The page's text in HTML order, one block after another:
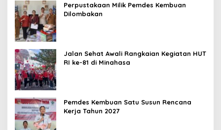
Perpustakaan Milik Pemdes Kembuan
Dilombakan
Jalan Sehat Awali Rangkaian Kegiatan HUT
RI ke-81 di Minahasa
Pemdes Kembuan Satu Susun Rencana
Kerja Tahun 2027